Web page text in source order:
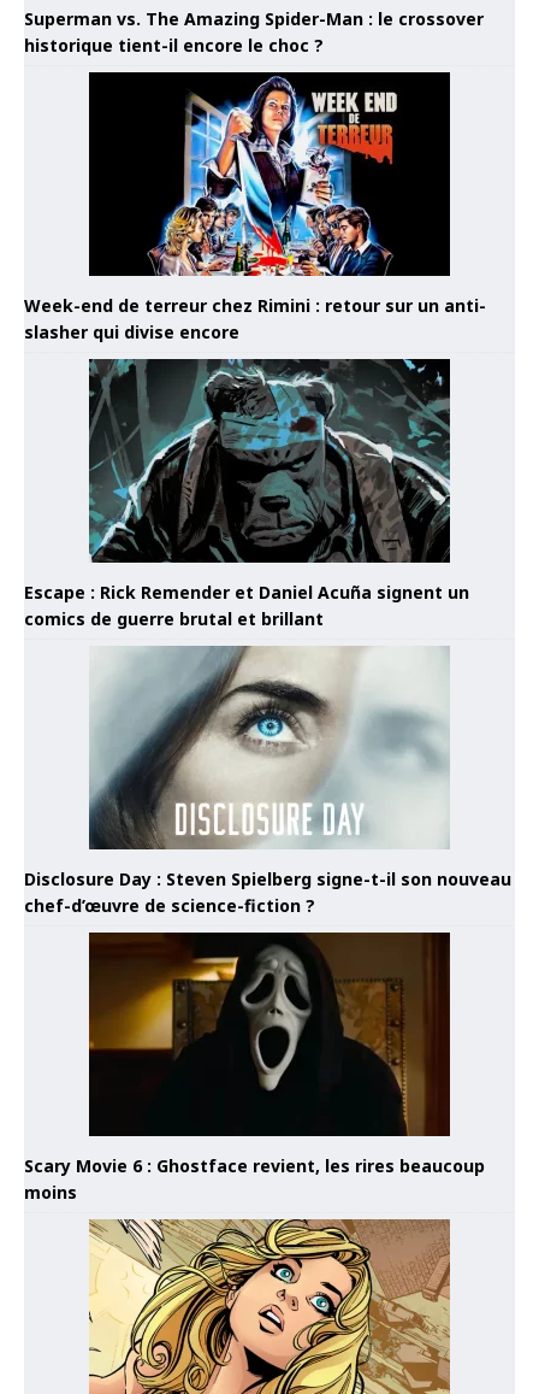
Superman vs. The Amazing Spider-Man : le crossover
historique tient-il encore le choc ?
Week-end de terreur chez Rimini : retour sur un anti-
slasher qui divise encore
Escape : Rick Remender et Daniel Acuña signent un
comics de guerre brutal et brillant
Disclosure Day : Steven Spielberg signe-t-il son nouveau
chef-d’œuvre de science-fiction ?
Scary Movie 6 : Ghostface revient, les rires beaucoup
moins